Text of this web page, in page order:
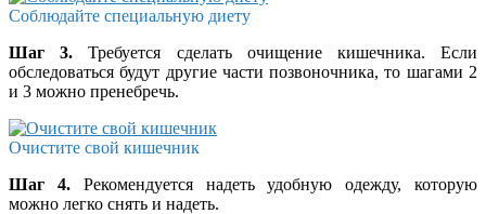
Соблюдайте специальную диету
Шаг 3. Требуется сделать очищение кишечника. Если
обследоваться будут другие части позвоночника, то шагами 2
и 3 можно пренебречь.
Очистите свой кишечник
Шаг 4.Рекомендуется надеть удобную одежду, которую
можно легко снять и надеть.